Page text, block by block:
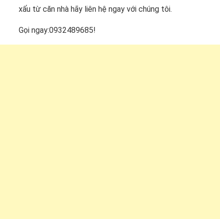
xấu từ căn nhà hãy liên hệ ngay với chúng tôi.
Gọi ngay:0932489685!